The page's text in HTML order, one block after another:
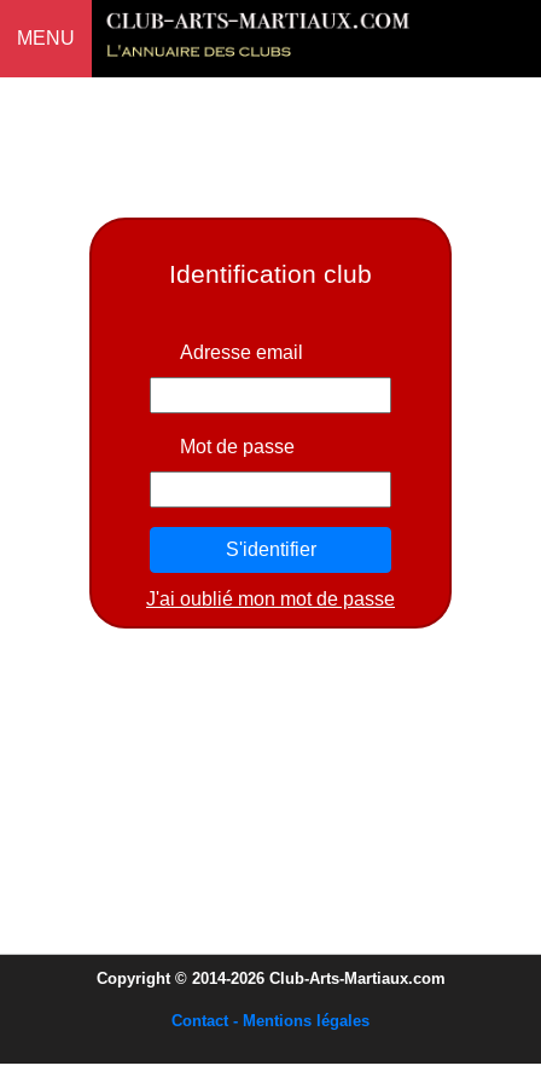
MENU
Identification club
Adresse email
Mot de passe
J'ai oublié mon mot de passe
Copyright © 2014-2026 Club-Arts-Martiaux.com
Contact - Mentions légales